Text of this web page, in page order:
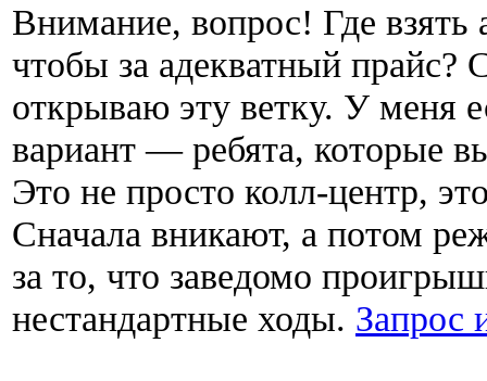
Внимание, вопрос! Где взять
чтобы за адекватный прайс?
открываю эту ветку. У меня
вариант — ребята, которые
Это не просто колл-центр,
Сначала вникают, а потом
за то, что заведомо
нестандартные ходы. Запрос